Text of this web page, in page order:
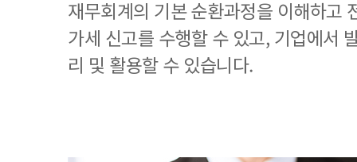
재무회계의 기본 순환과정을 이해하고
가세 신고를 수행할 수 있고, 기업에서
리 및 활용할 수 있습니다.